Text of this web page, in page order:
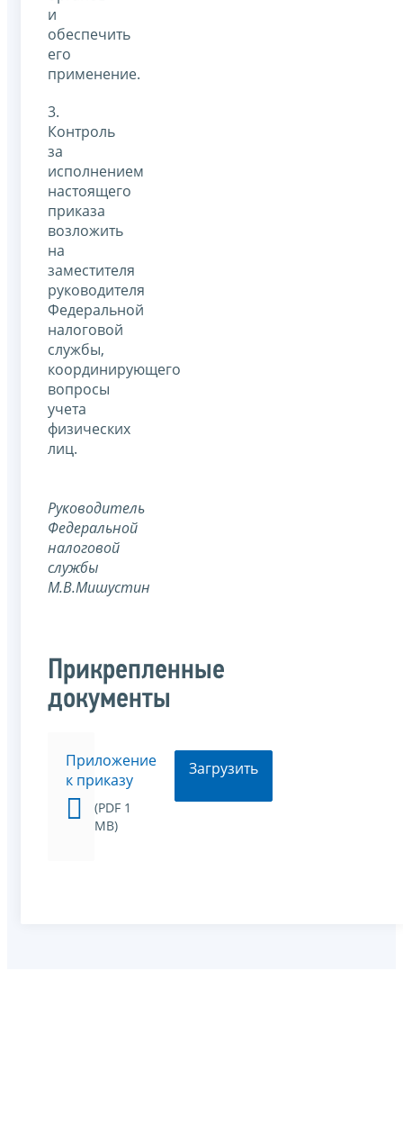
и
обеспечить
его
применение.
3.
Контроль
за
исполнением
настоящего
приказа
возложить
на
заместителя
руководителя
Федеральной
налоговой
службы,
координирующего
вопросы
учета
физических
лиц.
Руководитель
Федеральной
налоговой
службы
М.В.Мишустин
Прикрепленные
документы
Приложение
к приказу
(PDF 1
MB)
Загрузить